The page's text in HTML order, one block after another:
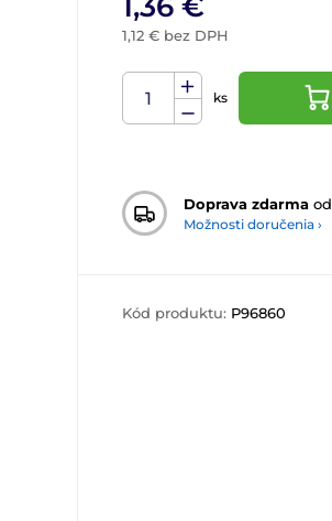
1,12 € bez DPH
ks
Doprava zdarma od
Možnosti doručenia ›
Kód produktu: P96860